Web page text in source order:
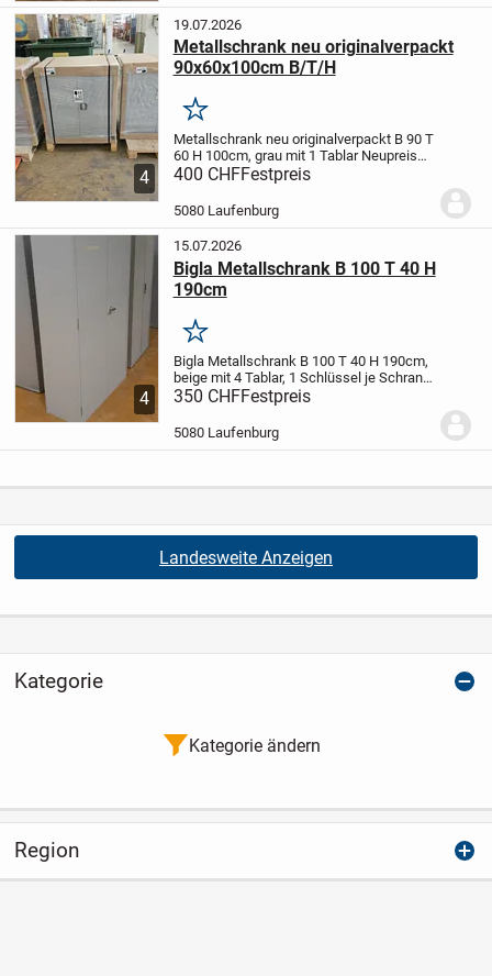
4
19.07.2026
Metallschrank neu originalverpackt
90x60x100cm B/T/H
Merken
Metallschrank neu originalverpackt B 90 T
60 H 100cm, grau mit 1 Tablar Neupreis
Fr. 740.- jetzt nur Fr. 400.- Stück inkl. Mwst
alle Schränke haben 1
Schlüssel und sind abschliessbar
400 CHFFestpreis
5080 Laufenburg
4
15.07.2026
Bigla Metallschrank B 100 T 40 H
190cm
Merken
Bigla Metallschrank B 100 T 40 H 190cm,
beige mit 4 Tablar, 1 Schlüssel je Schrank
vorhanden, Neupreis Stück Fr. 1170.- jetzt
nur Fr.350.- Stück netto plus Mwst
sind netto und werden nicht...
350 CHFFestpreis
5080 Laufenburg
Landesweite Anzeigen
Kategorie
Kategorie ändern
Region